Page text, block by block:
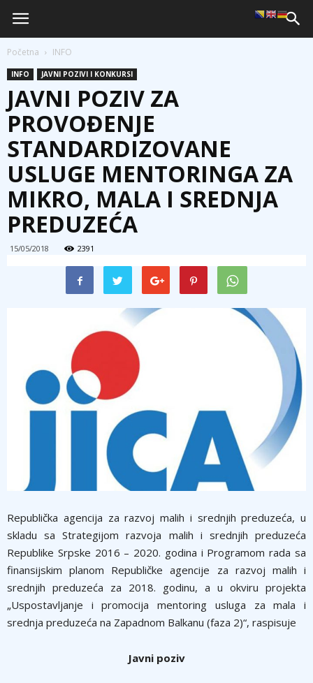
Početna INFO
INFO JAVNI POZIVI I KONKURSI
JAVNI POZIV ZA
PROVOĐENJE
STANDARDIZOVANE
USLUGE MENTORINGA ZA
MIKRO, MALA I SREDNJA
PREDUZEĆA
15/05/2018 2391
Republička agencija za razvoj malih i srednjih preduzeća, u
skladu sa Strategijom razvoja malih i srednjih preduzeća
Republike Srpske 2016 – 2020. godina i Programom rada sa
finansijskim planom Republičke agencije za razvoj malih i
srednjih preduzeća za 2018. godinu, a u okviru projekta
„Uspostavljanje i promocija mentoring usluga za mala i
srednja preduzeća na Zapadnom Balkanu (faza 2)“, raspisuje
Javni poziv